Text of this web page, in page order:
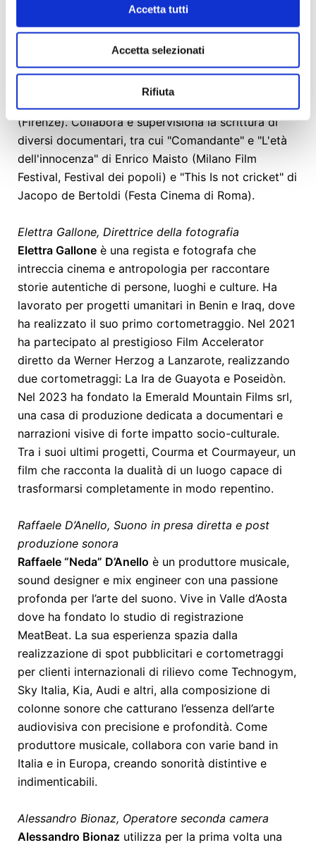
Accetta tutti
Accetta selezionati
Rifiuta
iniziata all'università, dove ha studiato Storia del
Cinema e del Teatro, seguita da Antropologia
Culturale. È passata alla regia nel 2006 con il suo
primo documentario “Casa Plastica” (2006),
presentato in diversi festival italiani, tra cui il
Bellaria Film Festival e il Festival dei Popoli
(Firenze). Collabora e supervisiona la scrittura di
diversi documentari, tra cui "Comandante" e "L'età
dell'innocenza" di Enrico Maisto (Milano Film
Festival, Festival dei popoli) e "This Is not cricket" di
Jacopo de Bertoldi (Festa Cinema di Roma).
Elettra Gallone, Direttrice della fotografia
Elettra Gallone è una regista e fotografa che
intreccia cinema e antropologia per raccontare
storie autentiche di persone, luoghi e culture. Ha
lavorato per progetti umanitari in Benin e Iraq, dove
ha realizzato il suo primo cortometraggio. Nel 2021
ha partecipato al prestigioso Film Accelerator
diretto da Werner Herzog a Lanzarote, realizzando
due cortometraggi: La Ira de Guayota e Poseidòn.
Nel 2023 ha fondato la Emerald Mountain Films srl,
una casa di produzione dedicata a documentari e
narrazioni visive di forte impatto socio-culturale.
Tra i suoi ultimi progetti, Courma et Courmayeur, un
film che racconta la dualità di un luogo capace di
trasformarsi completamente in modo repentino.
Raffaele D’Anello, Suono in presa diretta e post
produzione sonora
Raffaele “Neda” D’Anello è un produttore musicale,
sound designer e mix engineer con una passione
profonda per l’arte del suono. Vive in Valle d’Aosta
dove ha fondato lo studio di registrazione
MeatBeat. La sua esperienza spazia dalla
realizzazione di spot pubblicitari e cortometraggi
per clienti internazionali di rilievo come Technogym,
Sky Italia, Kia, Audi e altri, alla composizione di
colonne sonore che catturano l’essenza dell’arte
audiovisiva con precisione e profondità. Come
produttore musicale, collabora con varie band in
Italia e in Europa, creando sonorità distintive e
indimenticabili.
Alessandro Bionaz, Operatore seconda camera
Alessandro Bionaz utilizza per la prima volta una